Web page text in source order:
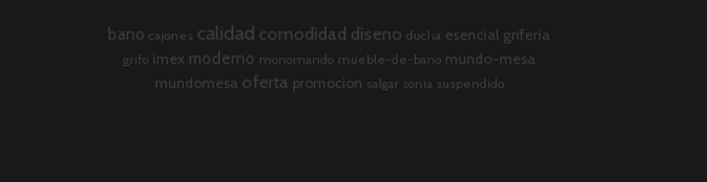
bano cajones calidad comodidad diseno ducha esencial griferia
grifo imex moderno monomando mueble-de-bano mundo-mesa
mundomesa oferta promocion salgar sonia suspendido